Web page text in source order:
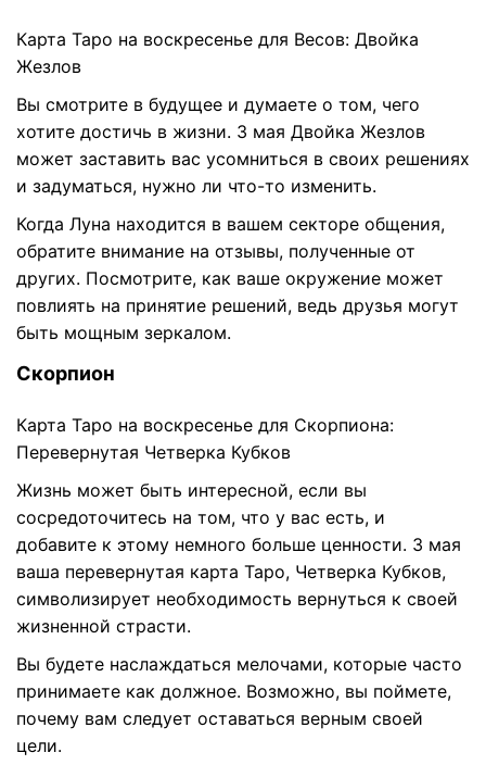
Карта Таро на воскресенье для Весов: Двойка
Жезлов
Вы смотрите в будущее и думаете о том, чего
хотите достичь в жизни. 3 мая Двойка Жезлов
может заставить вас усомниться в своих решениях
и задуматься, нужно ли что-то изменить.
Когда Луна находится в вашем секторе общения,
обратите внимание на отзывы, полученные от
других. Посмотрите, как ваше окружение может
повлиять на принятие решений, ведь друзья могут
быть мощным зеркалом.
Скорпион
Карта Таро на воскресенье для Скорпиона:
Перевернутая Четверка Кубков
Жизнь может быть интересной, если вы
сосредоточитесь на том, что у вас есть, и
добавите к этому немного больше ценности. 3 мая
ваша перевернутая карта Таро, Четверка Кубков,
символизирует необходимость вернуться к своей
жизненной страсти.
Вы будете наслаждаться мелочами, которые часто
принимаете как должное. Возможно, вы поймете,
почему вам следует оставаться верным своей
цели.